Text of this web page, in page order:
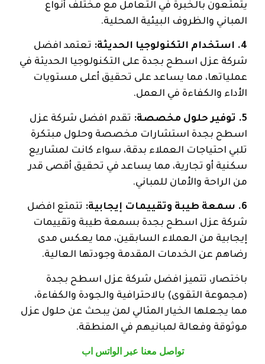
يتمتعون بالخبرة في التعامل مع مختلف أنواع
المباني والظروف البيئية المحلية.
4. استخدام التكنولوجيا الحديثة:
تعتمد افضل
شركة عزل اسطح بجدة على التكنولوجيا الحديثة في
عملياتها، مما يساعد على تحقيق أعلى مستويات
الأداء والكفاءة في العمل.
5. توفير حلول مخصصة:
تقدم افضل شركة عزل
اسطح بجدة استشارات مخصصة وحلول مبتكرة
تلبي احتياجات العملاء بدقة، سواء كانت لمشاريع
سكنية أو تجارية، مما يساعد في تحقيق أقصى قدر
من الراحة والأمان للمباني.
6. سمعة طيبة وتقييمات إيجابية:
تتمتع افضل
شركة عزل اسطح بجدة بسمعة طيبة وتقييمات
إيجابية من العملاء السابقين، مما يعكس مدى
رضاهم عن الخدمات المقدمة وجودتها العالية.
باختصار، تتميز افضل شركة عزل اسطح بجدة
(مجموعة التقوى) بالاحترافية والجودة والكفاءة،
مما يجعلها الخيار المثالي لمن يبحث عن حلول عزل
موثوقة وفعالة لمبانيهم في المنطقة.
تواصل معنا عبر الواتس اب